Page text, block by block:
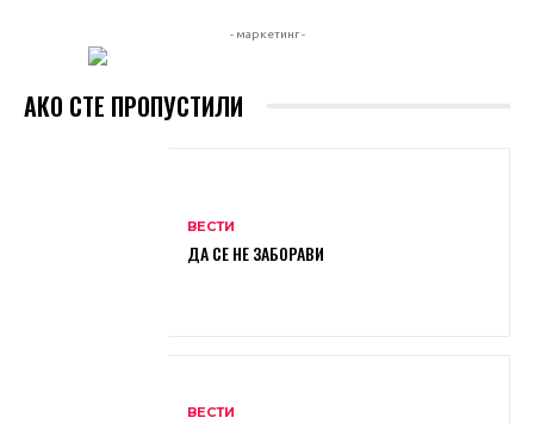
- маркетинг -
АКО СТЕ ПРОПУСТИЛИ
ВЕСТИ
ДА СЕ НЕ ЗАБОРАВИ
ВЕСТИ